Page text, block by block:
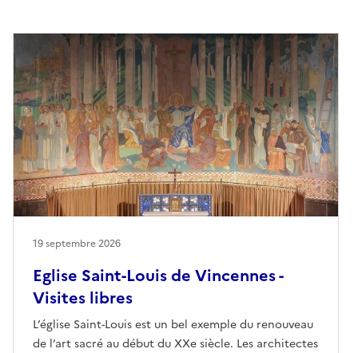
Eglise Saint-Louis de Vincennes -
Visites libres
L’église Saint-Louis est un bel exemple du renouveau
de l’art sacré au début du XXe siècle. Les architectes
19 septembre 2026